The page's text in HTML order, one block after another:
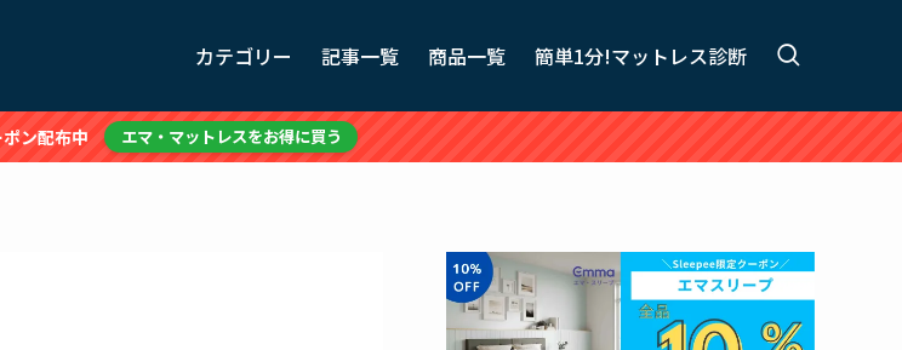
カテゴリー 記事一覧 商品一覧 簡単1分!マットレス診断
ン配布中 エマ・マットレスをお得に買う